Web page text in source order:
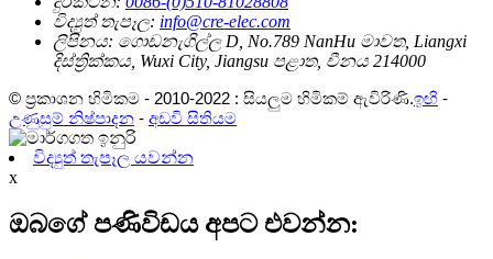
විද්‍යුත් තැපෑල: info@cre-elec.com
ලිපිනය: ගොඩනැගිල්ල D, No.789 NanHu මාවත, Liangxi
දිස්ත්‍රික්කය, Wuxi City, Jiangsu පළාත, චීනය 214000
© ප්‍රකාශන හිමිකම - 2010-2022 : සියලුම හිමිකම් ඇවිරිණි.ඉඟි -
උණුසුම් නිෂ්පාදන - අඩවි සිතියම
විද්‍යුත් තැපෑල යවන්න
x
ඔබගේ පණිවිඩය අපට එවන්න: